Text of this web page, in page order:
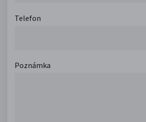
Telefon
Poznámka